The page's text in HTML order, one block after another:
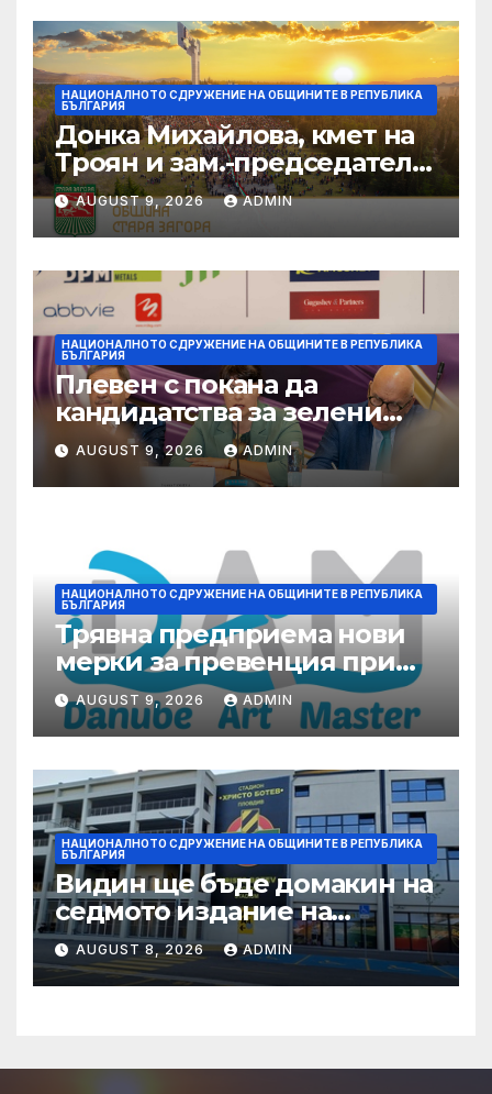
НАЦИОНАЛНОТО СДРУЖЕНИЕ НА ОБЩИНИТЕ В РЕПУБЛИКА
БЪЛГАРИЯ
Донка Михайлова, кмет на
Троян и зам.-председател
на НСОРБ: Знаем какво е
произведено, как е
произведено и какво влиза
в детското меню
AUGUST 9, 2026 ADMIN
НАЦИОНАЛНОТО СДРУЖЕНИЕ НА ОБЩИНИТЕ В РЕПУБЛИКА
БЪЛГАРИЯ
Плевен с покана да
кандидатства за зелени
инвестиции в градска
среда
AUGUST 9, 2026 ADMIN
НАЦИОНАЛНОТО СДРУЖЕНИЕ НА ОБЩИНИТЕ В РЕПУБЛИКА
БЪЛГАРИЯ
Трявна предприема нови
мерки за превенция при
бедствия и аварии
AUGUST 9, 2026 ADMIN
НАЦИОНАЛНОТО СДРУЖЕНИЕ НА ОБЩИНИТЕ В РЕПУБЛИКА
БЪЛГАРИЯ
Видин ще бъде домакин на
седмото издание на
Международния
фолклорен фестивал
„Синия Дунав“
AUGUST 8, 2026 ADMIN